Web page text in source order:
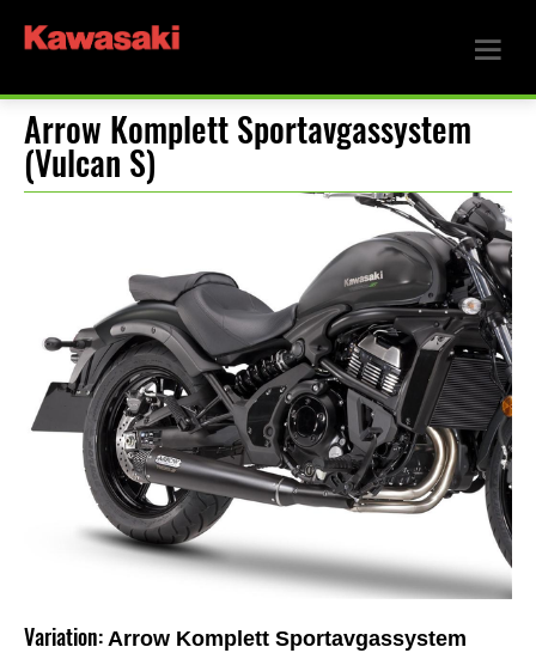
Arrow Komplett Sportavgassystem
(Vulcan S)
Variation: Arrow Komplett Sportavgassystem